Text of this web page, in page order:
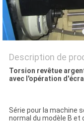
PLAN
DU
SITE
PRIVACY
POLICY
Description de
Torsion revêtue
avec l'opération
Série pour la machine
normal du modèle B et